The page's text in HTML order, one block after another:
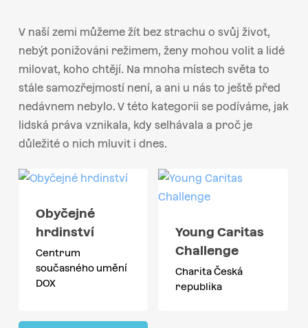
V naší zemi můžeme žít bez strachu o svůj život,
nebýt ponižováni režimem, ženy mohou volit a lidé
milovat, koho chtějí. Na mnoha místech světa to
stále samozřejmostí není, a ani u nás to ještě před
nedávnem nebylo. V této kategorii se podíváme, jak
lidská práva vznikala, kdy selhávala a proč je
důležité o nich mluvit i dnes.
Obyčejné
hrdinství
Centrum
současného umění
DOX
Young Caritas
Challenge
Charita Česká
republika